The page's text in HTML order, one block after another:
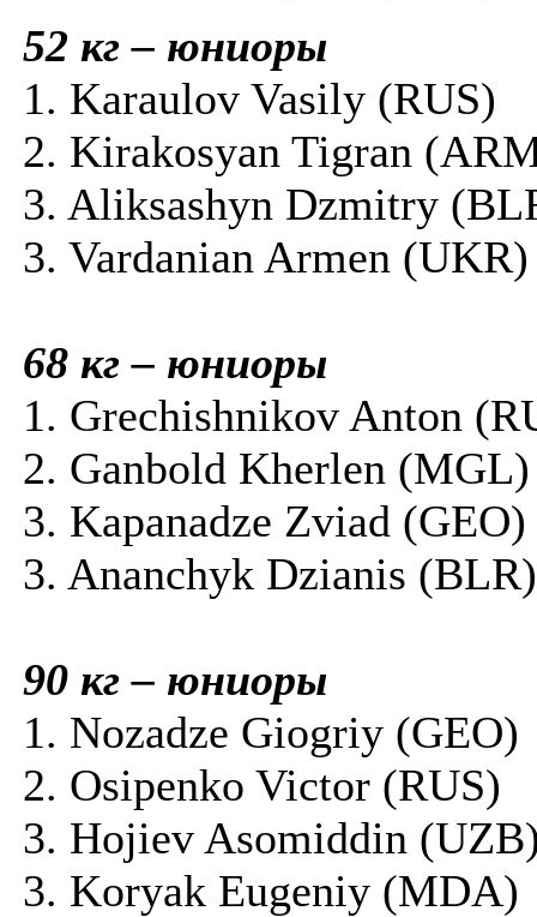
52 кг – юниоры
1. Karaulov Vasily (RUS)
2. Kirakosyan Tigran
3. Aliksashyn Dzmitry
3. Vardanian Armen (UKR)
68 кг – юниоры
1. Grechishnikov Anton
2. Ganbold Kherlen (MGL)
3. Kapanadze Zviad (GEO)
3. Ananchyk Dzianis (BLR)
90 кг – юниоры
1. Nozadze Giogriy (GEO)
2. Osipenko Victor (RUS)
3. Hojiev Asomiddin
3. Koryak Eugeniy (MDA)